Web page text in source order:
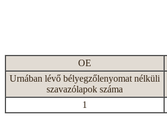
OE
Urnában lévő bélyegzőlenyomat nélküli
szavazólapok száma
1